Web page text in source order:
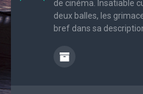
de cinéma. Insatiable
deux balles, les
bref dans sa